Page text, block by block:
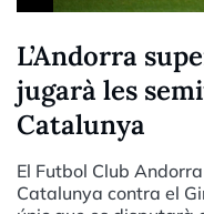
L’Andorra
jugarà les
Catalunya
El Futbol Club
Catalunya contra el